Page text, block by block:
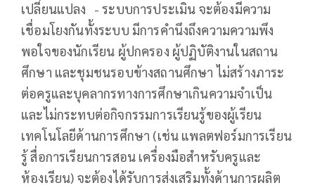
เปลี่ยนแปลง - ระบบการประเมิน จะต้องมีความ
เชื่อมโยงกันทั้งระบบ มีการคำนึงถึงความความพึง
พอใจของนักเรียน ผู้ปกครอง ผู้ปฏิบัติงานในสถาน
ศึกษา และชุมชนรอบข้างสถานศึกษา ไม่สร้างภาระ
ต่อครูและบุคลากรทางการศึกษาเกินความจำเป็น
และไม่กระทบต่อกิจกรรมการเรียนรู้ของผู้เรียน
เทคโนโลยีด้านการศึกษา (เช่น แพลตฟอร์มการเรียน
รู้ สื่อการเรียนการสอน เครื่องมือสำหรับครูและ
ห้องเรียน) จะต้องได้รับการส่งเสริมทั้งด้านการผลิต